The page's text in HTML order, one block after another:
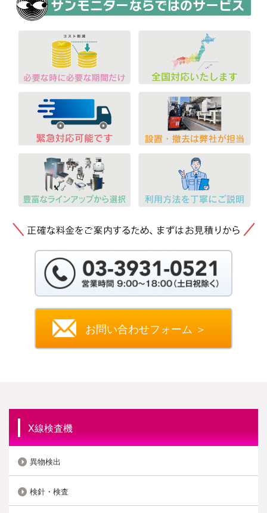
お問い合わせフォーム ＞
X線検査機
異物検出
検針・検査